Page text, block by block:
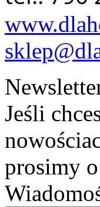
Jeśli
prosimy